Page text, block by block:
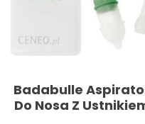
Badabulle
Do Nosa Z